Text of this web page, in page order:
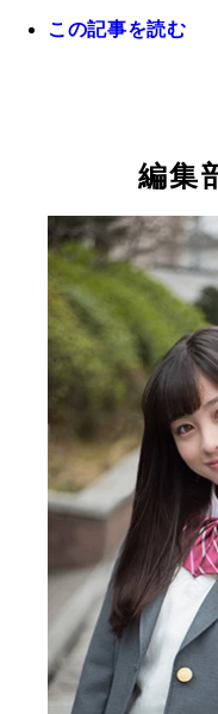
この記事を読む
編集